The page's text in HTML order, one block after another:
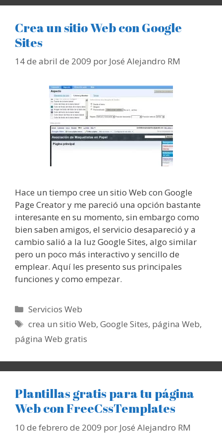
Crea un sitio Web con Google
Sites
14 de abril de 2009 por José Alejandro RM
Hace un tiempo cree un sitio Web con Google
Page Creator y me pareció una opción bastante
interesante en su momento, sin embargo como
bien saben amigos, el servicio desapareció y a
cambio salió a la luz Google Sites, algo similar
pero un poco más interactivo y sencillo de
emplear. Aquí les presento sus principales
funciones y como empezar.
Categorías
Servicios Web
Etiquetas
crea un sitio Web,Google Sites, página Web,
página Web gratis
Plantillas gratis para tu página
Web con FreeCssTemplates
10 de febrero de 2009 por José Alejandro RM